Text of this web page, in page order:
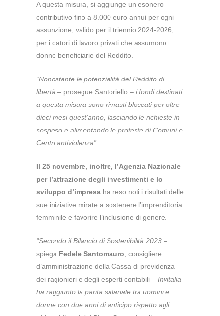
A questa misura, si aggiunge un esonero
contributivo fino a 8.000 euro annui per ogni
assunzione, valido per il triennio 2024-2026,
per i datori di lavoro privati che assumono
donne beneficiarie del Reddito.
“Nonostante le potenzialità del Reddito di
libertà – prosegue Santoriello – i fondi destinati
a questa misura sono rimasti bloccati per oltre
dieci mesi quest’anno, lasciando le richieste in
sospeso e alimentando le proteste di Comuni e
Centri antiviolenza”.
Il 25 novembre, inoltre, l’Agenzia Nazionale
per l’attrazione degli investimenti e lo
sviluppo d’impresa ha reso noti i risultati delle
sue iniziative mirate a sostenere l’imprenditoria
femminile e favorire l’inclusione di genere.
“Secondo il Bilancio di Sostenibilità 2023 –
spiega Fedele Santomauro , consigliere
d’amministrazione della Cassa di previdenza
dei ragionieri e degli esperti contabili – Invitalia
ha raggiunto la parità salariale tra uomini e
donne con due anni di anticipo rispetto agli